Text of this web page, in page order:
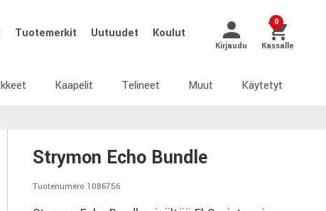
Tuotemerkit Uutuudet Koulut
Kirjaudu
0
Kassalle
Kaapelit Telineet Muut Käytetyt
Strymon Echo Bundle
Tuotenumero 1086756